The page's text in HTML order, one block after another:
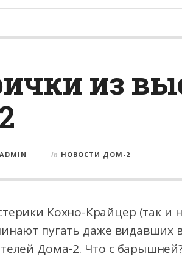
из
ADMIN in НОВОСТИ ДОМ-2
Кохно-Крайцер (так и
пугать даже видавших
Дома-2. Что с